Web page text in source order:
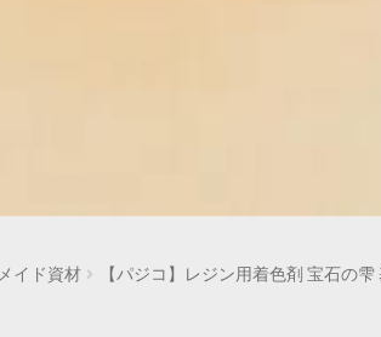
イド資材 【パジコ】レジン用着色剤 宝石の雫